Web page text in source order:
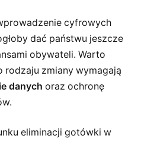
cyfrowych
dać państwu jeszcze
obywateli. Warto
rodzaju zmiany wymagają
danych oraz ochronę
eliminacji gotówki w